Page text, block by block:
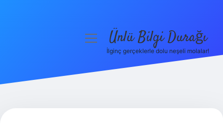
menüyüÜnlü Bilgi Durağı
İlginç gerçeklerle dolu neşeli molalar!